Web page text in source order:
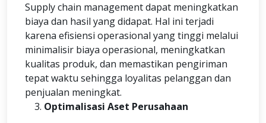
Supply chain management dapat meningkatkan
biaya dan hasil yang didapat. Hal ini terjadi
karena efisiensi operasional yang tinggi melalui
minimalisir biaya operasional, meningkatkan
kualitas produk, dan memastikan pengiriman
tepat waktu sehingga loyalitas pelanggan dan
penjualan meningkat.
Optimalisasi Aset Perusahaan